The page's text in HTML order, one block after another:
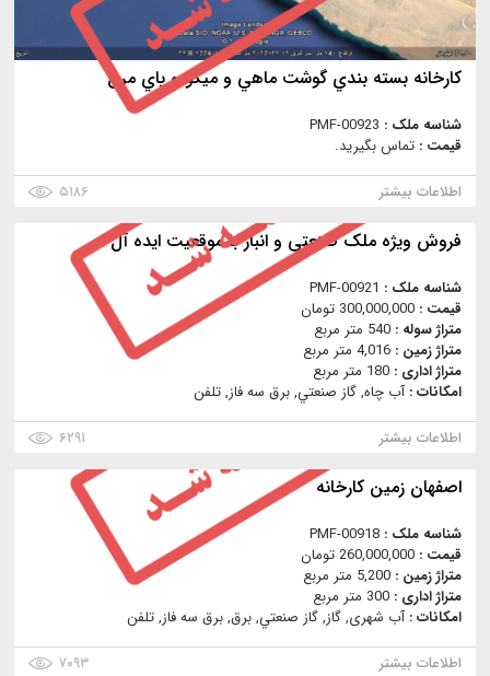
كارخانه بسته بندي گوشت ماهي و ميگو و پاي مرغ
شناسه ملک : PMF-00923
قیمت : تماس بگیرید.
اطلاعات بیشتر
۵۱۸۶
فروش ویژه ملک صنعتی و انبار با موقعیت ایده آل
شناسه ملک : PMF-00921
قیمت : 300,000,000 تومان
متراژ سوله : 540 متر مربع
متراژ زمین : 4,016 متر مربع
متراژ اداری : 180 متر مربع
امکانات :آب چاه, گاز صنعتي, برق سه فاز, تلفن
اطلاعات بیشتر
۶۲۹۱
اصفهان زمین کارخانه
شناسه ملک : PMF-00918
قیمت : 260,000,000 تومان
متراژ زمین : 5,200 متر مربع
متراژ اداری : 300 متر مربع
امکانات :آب شهری, گاز, گاز صنعتي, برق, برق سه فاز, تلفن
اطلاعات بیشتر
۷۰۹۳